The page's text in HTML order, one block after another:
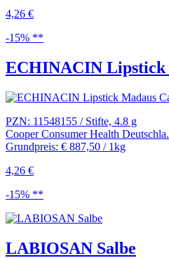
4,26 €
-15% **
ECHINACIN Lipstick
PZN: 11548155 / Stifte, 4.8 g
Cooper Consumer Health
Grundpreis: € 887,50 / 1kg
4,26 €
-15% **
LABIOSAN Salbe